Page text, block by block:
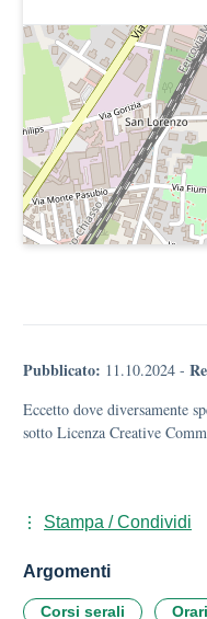
Pubblicato: 11.10.2024 -
Eccetto dove diversamente
sotto Licenza Creative
Stampa / Condividi
Argomenti
Corsi serali